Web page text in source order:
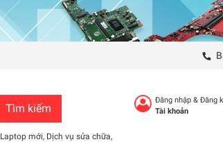
Tìm kiếm
Laptop mới, Dịch vụ sửa chữa,
Đăng nhập & Đăng
Tài khoản